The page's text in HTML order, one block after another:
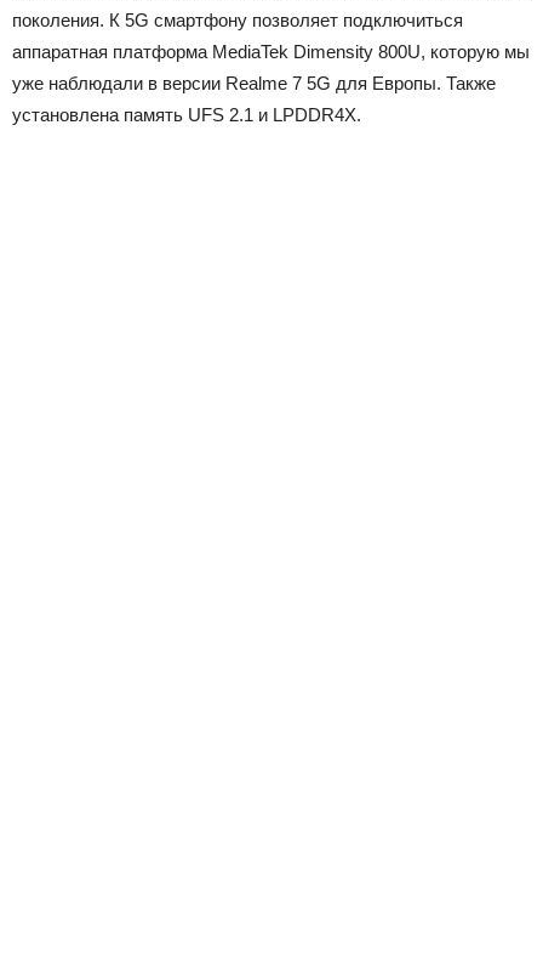
поколения. К 5G смартфону позволяет подключиться
аппаратная платформа MediaTek Dimensity 800U, которую мы
уже наблюдали в версии Realme 7 5G для Европы. Также
установлена память UFS 2.1 и LPDDR4X.